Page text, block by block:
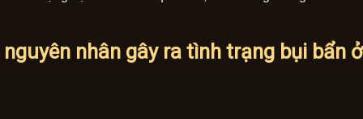
nguyên nhân gây ra tình trạng bụi bẩn